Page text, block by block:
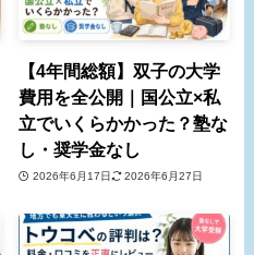
【4年間総額】双子の大学
費用を全公開｜国公立×私
立でいくらかかった？塾な
し・奨学金なし
2026年6月17日 2026年6月27日